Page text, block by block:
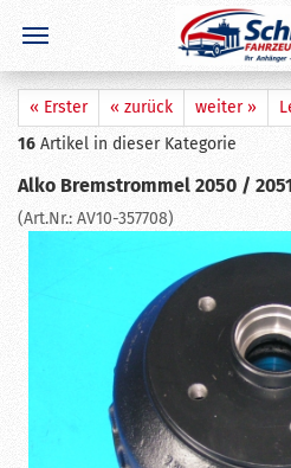
« Erster « zurück weiter »
16 Artikel in dieser Kategorie
Alko Bremstrommel 2050 /
(Art.Nr.: AV10-357708)
GERADE GEKAUFT
hat
gekauft
Ausblenden